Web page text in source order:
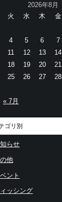
2026年8月
火 水 木 金
« 7月
4 5 6 7
11 12 13 14
18 19 20 21
25 26 27 28
ゴリ別
らせ
他
ント
ッシング